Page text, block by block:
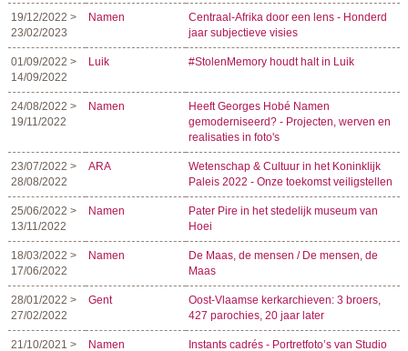
19/12/2022 >
23/02/2023
Namen
Centraal-Afrika door een lens - Honderd
jaar subjectieve visies
01/09/2022 >
14/09/2022
Luik #StolenMemory houdt halt in Luik
24/08/2022 >
19/11/2022
Namen
Heeft Georges Hobé Namen
gemoderniseerd? - Projecten, werven en
realisaties in foto's
23/07/2022 >
28/08/2022
ARA
Wetenschap & Cultuur in het Koninklijk
Paleis 2022 - Onze toekomst veiligstellen
25/06/2022 >
13/11/2022
Namen
Pater Pire in het stedelijk museum van
Hoei
18/03/2022 >
17/06/2022
Namen
De Maas, de mensen / De mensen, de
Maas
28/01/2022 >
27/02/2022
Gent
Oost-Vlaamse kerkarchieven: 3 broers,
427 parochies, 20 jaar later
21/10/2021 >
Namen
Instants cadrés - Portretfoto’s van Studio